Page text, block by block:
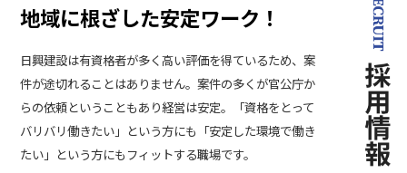
地域に根ざした安定ワーク！
日興建設は有資格者が多く高い評価を得ているため、案
件が途切れることはありません。案件の多くが官公庁か
らの依頼ということもあり経営は安定。「資格をとって
バリバリ働きたい」という方にも「安定した環境で働き
たい」という方にもフィットする職場です。